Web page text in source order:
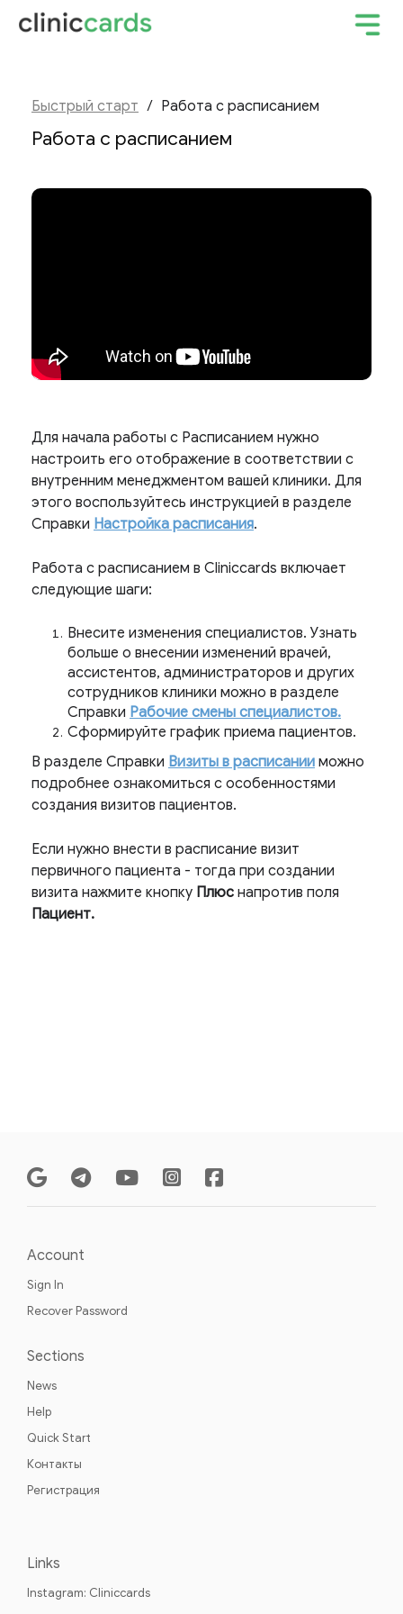
Быстрый старт / Работа с расписанием
Работа с расписанием
Для начала работы с Расписанием нужно
настроить его отображение в соответствии с
внутренним менеджментом вашей клиники. Для
этого воспользуйтесь инструкцией в разделе
Справки Настройка расписания.
Работа с расписанием в Cliniccards включает
следующие шаги:
Внесите изменения специалистов. Узнать
больше о внесении изменений врачей,
ассистентов, администраторов и других
сотрудников клиники можно в разделе
Справки Рабочие смены специалистов.
Сформируйте график приема пациентов.
В разделе Справки Визиты в расписании можно
подробнее ознакомиться с особенностями
создания визитов пациентов.
Если нужно внести в расписание визит
первичного пациента - тогда при создании
визита нажмите кнопку Плюс напротив поля
Пациент.
Account
Sign In
Recover Password
Sections
News
Help
Quick Start
Контакты
Регистрация
Links
Instagram: Cliniccards